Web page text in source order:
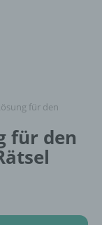
für den
für den